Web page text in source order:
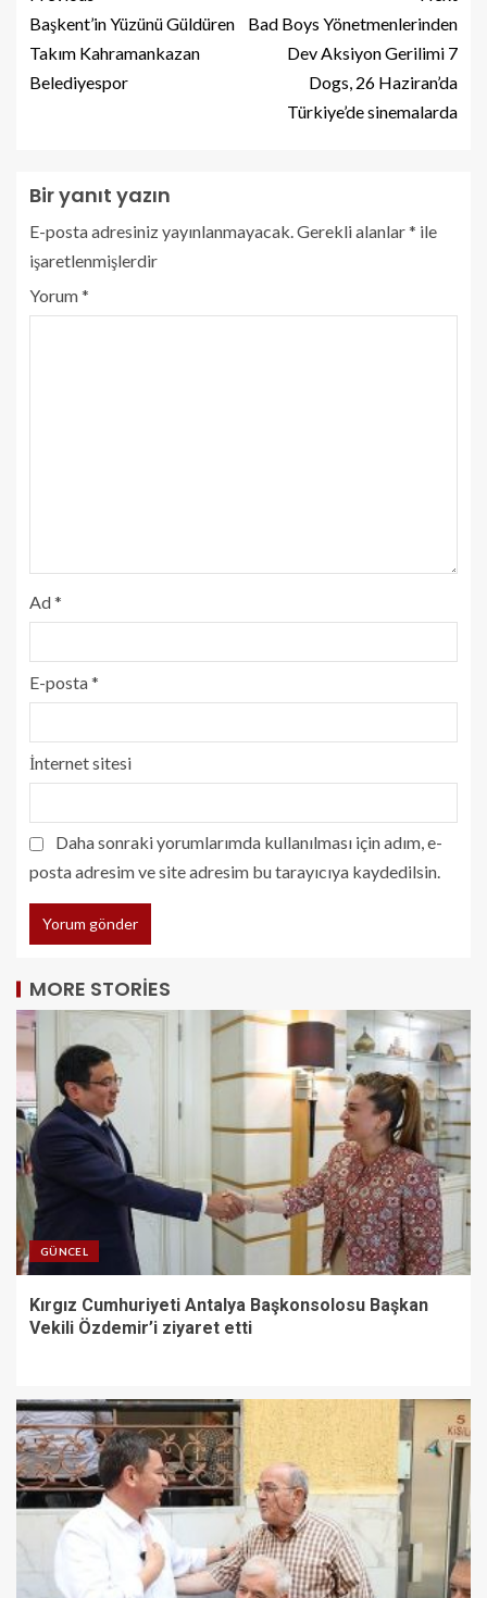
Başkent’in Yüzünü Güldüren
Takım Kahramankazan
Belediyespor
Bad Boys Yönetmenlerinden
Dev Aksiyon Gerilimi 7
Dogs, 26 Haziran’da
Türkiye’de sinemalarda
Bir yanıt yazın
E-posta adresiniz yayınlanmayacak.Gerekli alanlar* ile
işaretlenmişlerdir
Yorum*
Ad*
E-posta*
İnternet sitesi
Daha sonraki yorumlarımda kullanılması için adım, e-
posta adresim ve site adresim bu tarayıcıya kaydedilsin.
MORE STORIES
GÜNCEL
Kırgız Cumhuriyeti Antalya Başkonsolosu Başkan
Vekili Özdemir’i ziyaret etti